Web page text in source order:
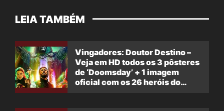
LEIA TAMBÉM
Vingadores: Doutor Destino –
Veja em HD todos os 3 pôsteres
de ‘Doomsday’ + 1 imagem
oficial com os 26 heróis do